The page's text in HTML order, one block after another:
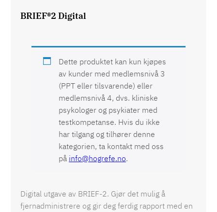
BRIEF®2 Digital
Dette produktet kan kun kjøpes
av kunder med medlemsnivå 3
(PPT eller tilsvarende) eller
medlemsnivå 4, dvs. kliniske
psykologer og psykiater med
testkompetanse. Hvis du ikke
har tilgang og tilhører denne
kategorien, ta kontakt med oss
på info@hogrefe.no.
Digital utgave av BRIEF-2. Gjør det mulig å
fjernadministrere og gir deg ferdig rapport med en